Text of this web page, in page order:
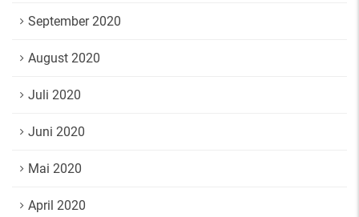
September 2020
August 2020
Juli 2020
Juni 2020
Mai 2020
April 2020